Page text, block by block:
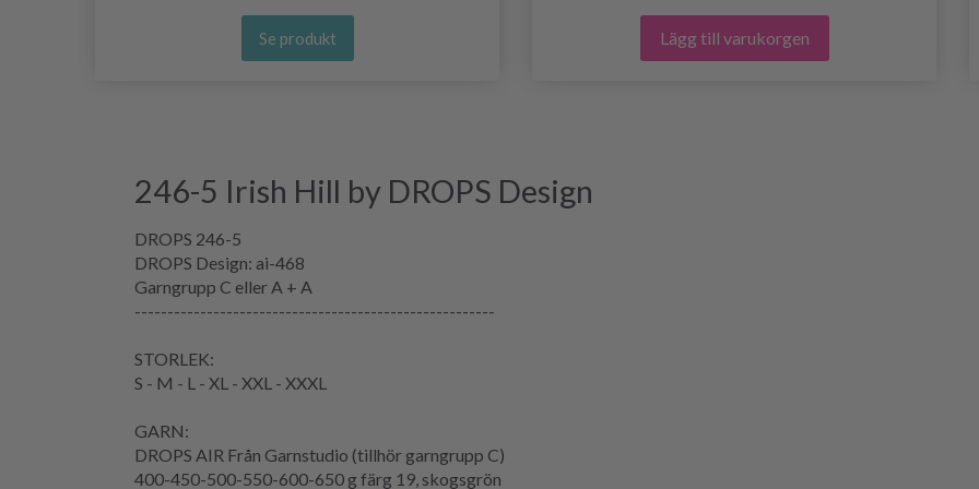
Se produkt Lägg till varukorgen
246-5 Irish Hill by DROPS Design
DROPS 246-5
DROPS Design: ai-468
Garngrupp C eller A + A
-------------------------------------------------------
STORLEK:
S - M - L - XL - XXL - XXXL
GARN:
DROPS AIR Från Garnstudio (tillhör garngrupp C)
400-450-500-550-600-650 g färg 19, skogsgrön